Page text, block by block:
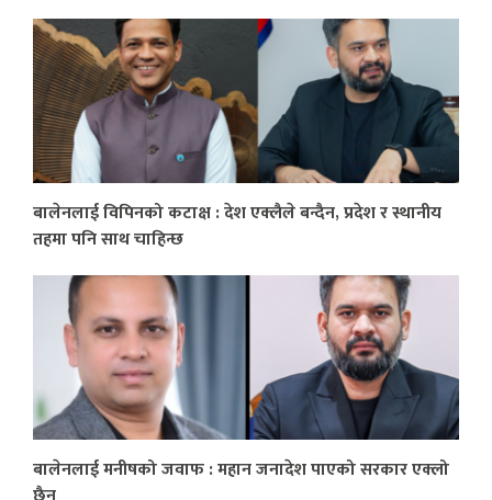
बालेनलाई विपिनको कटाक्ष : देश एक्लैले बन्दैन, प्रदेश र स्थानीय
तहमा पनि साथ चाहिन्छ
बालेनलाई मनीषको जवाफ : महान जनादेश पाएको सरकार एक्लो